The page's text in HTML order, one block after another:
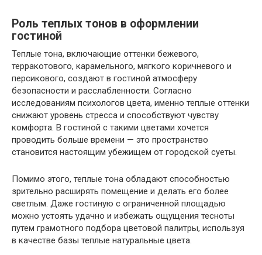
Роль теплых тонов в оформлении
гостиной
Теплые тона, включающие оттенки бежевого,
терракотового, карамельного, мягкого коричневого и
персикового, создают в гостиной атмосферу
безопасности и расслабленности. Согласно
исследованиям психологов цвета, именно теплые оттенки
снижают уровень стресса и способствуют чувству
комфорта. В гостиной с такими цветами хочется
проводить больше времени — это пространство
становится настоящим убежищем от городской суеты.
Помимо этого, теплые тона обладают способностью
зрительно расширять помещение и делать его более
светлым. Даже гостиную с ограниченной площадью
можно устоять удачно и избежать ощущения тесноты
путем грамотного подбора цветовой палитры, используя
в качестве базы теплые натуральные цвета.